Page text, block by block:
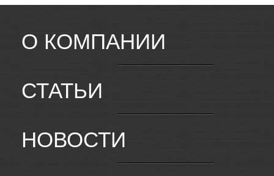
О КОМПАНИИ
СТАТЬИ
НОВОСТИ